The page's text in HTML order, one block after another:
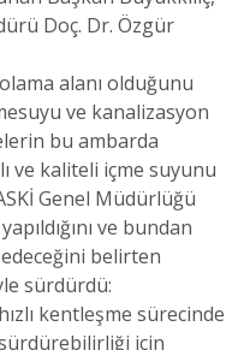
Doç. Dr. Özgür
alanı olduğunu
ve kanalizasyon
bu ambarda
ve kaliteli içme suyunu
Genel Müdürlüğü
ve bundan
belirten
sürdürdü:
kentleşme sürecinde
sürdürebilirliği için